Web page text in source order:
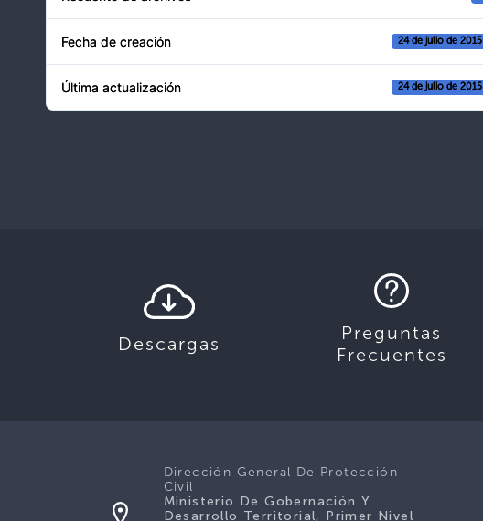
Fecha de creación 24 de julio de 2015
Última actualización 24 de julio de 2015
Descargas
Preguntas
Frecuentes
Dirección General De Protección
Civil
Ministerio De Gobernación Y
Desarrollo Territorial, Primer Nivel